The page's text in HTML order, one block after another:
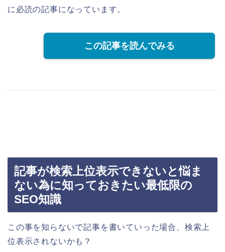
に必読の記事になっています。
この記事を読んでみる
記事が検索上位表示できないと悩ま
ない為に知っておきたい最低限の
SEO知識
この事を知らないで記事を書いていった場合、検索上
位表示されないかも？